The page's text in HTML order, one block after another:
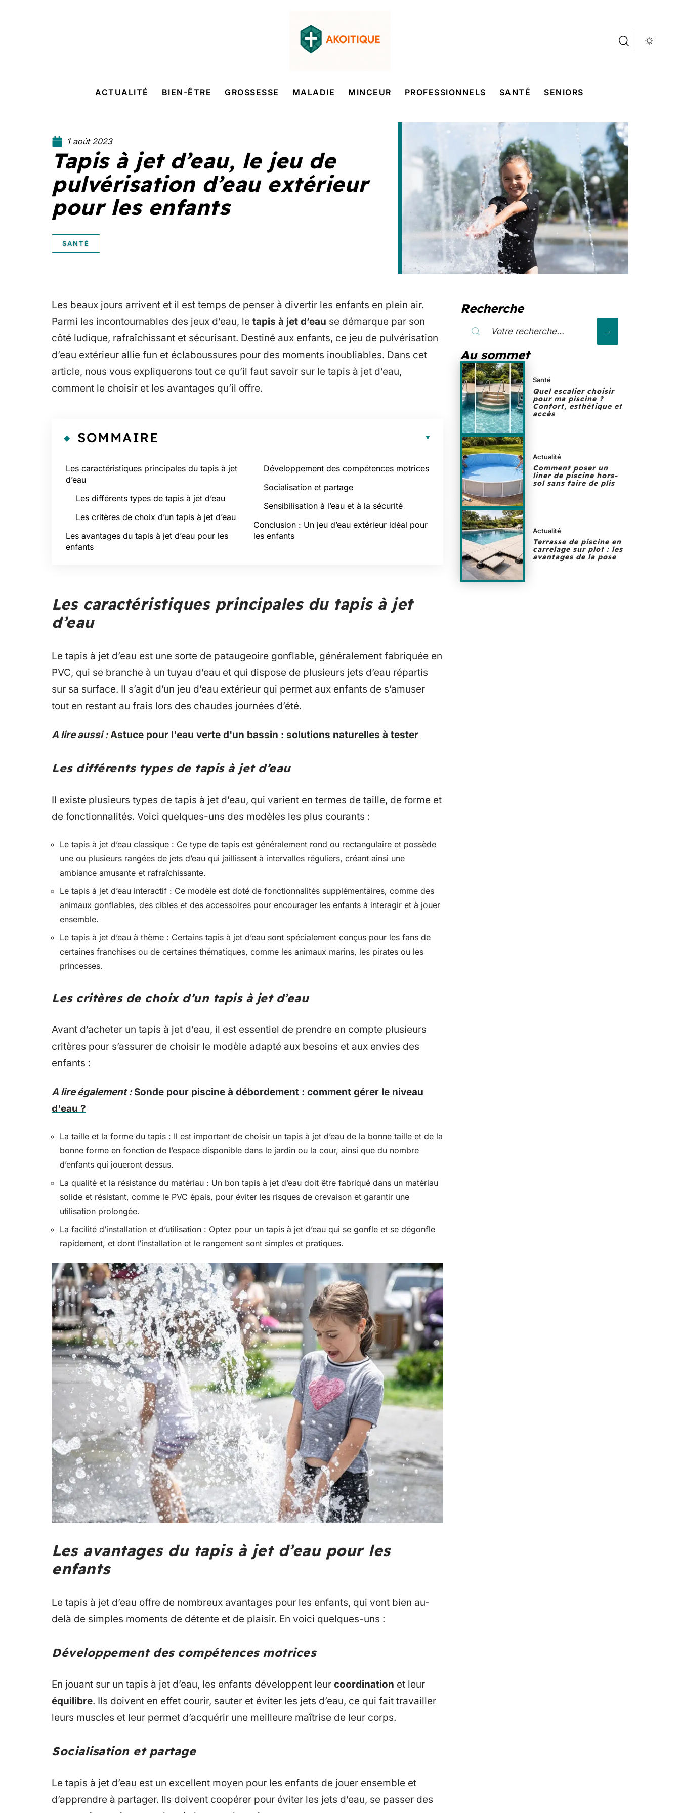
ACTUALITÉ BIEN-ÊTRE GROSSESSE MALADIE MINCEUR PROFESSIONNELS SANTÉ SENIORS
1 août 2023
Tapis à jet d’eau, le jeu de
pulvérisation d’eau extérieur
pour les enfants
SANTÉ
Les beaux jours arrivent et il est temps de penser à divertir les enfants en plein air.
Parmi les incontournables des jeux d’eau, le tapis à jet d’eau se démarque par son
côté ludique, rafraîchissant et sécurisant. Destiné aux enfants, ce jeu de pulvérisation
d’eau extérieur allie fun et éclaboussures pour des moments inoubliables. Dans cet
article, nous vous expliquerons tout ce qu’il faut savoir sur le tapis à jet d’eau,
comment le choisir et les avantages qu’il offre.
SOMMAIRE
Les caractéristiques principales du tapis à jet
d’eau
Les différents types de tapis à jet d’eau
Les critères de choix d’un tapis à jet d’eau
Les avantages du tapis à jet d’eau pour les
enfants
Développement des compétences motrices
Socialisation et partage
Sensibilisation à l’eau et à la sécurité
Conclusion : Un jeu d’eau extérieur idéal pour
les enfants
Les caractéristiques principales du tapis à jet
d’eau
Le tapis à jet d’eau est une sorte de pataugeoire gonflable, généralement fabriquée en
PVC, qui se branche à un tuyau d’eau et qui dispose de plusieurs jets d’eau répartis
sur sa surface. Il s’agit d’un jeu d’eau extérieur qui permet aux enfants de s’amuser
tout en restant au frais lors des chaudes journées d’été.
A lire aussi : Astuce pour l'eau verte d'un bassin : solutions naturelles à tester
Les différents types de tapis à jet d’eau
Il existe plusieurs types de tapis à jet d’eau, qui varient en termes de taille, de forme et
de fonctionnalités. Voici quelques-uns des modèles les plus courants :
Le tapis à jet d’eau classique : Ce type de tapis est généralement rond ou rectangulaire et possède
une ou plusieurs rangées de jets d’eau qui jaillissent à intervalles réguliers, créant ainsi une
ambiance amusante et rafraîchissante.
Le tapis à jet d’eau interactif : Ce modèle est doté de fonctionnalités supplémentaires, comme des
animaux gonflables, des cibles et des accessoires pour encourager les enfants à interagir et à jouer
ensemble.
Le tapis à jet d’eau à thème : Certains tapis à jet d’eau sont spécialement conçus pour les fans de
certaines franchises ou de certaines thématiques, comme les animaux marins, les pirates ou les
princesses.
Les critères de choix d’un tapis à jet d’eau
Avant d’acheter un tapis à jet d’eau, il est essentiel de prendre en compte plusieurs
critères pour s’assurer de choisir le modèle adapté aux besoins et aux envies des
enfants :
A lire également : Sonde pour piscine à débordement : comment gérer le niveau
d'eau ?
La taille et la forme du tapis : Il est important de choisir un tapis à jet d’eau de la bonne taille et de la
bonne forme en fonction de l’espace disponible dans le jardin ou la cour, ainsi que du nombre
d’enfants qui joueront dessus.
La qualité et la résistance du matériau : Un bon tapis à jet d’eau doit être fabriqué dans un matériau
solide et résistant, comme le PVC épais, pour éviter les risques de crevaison et garantir une
utilisation prolongée.
La facilité d’installation et d’utilisation : Optez pour un tapis à jet d’eau qui se gonfle et se dégonfle
rapidement, et dont l’installation et le rangement sont simples et pratiques.
Les avantages du tapis à jet d’eau pour les
enfants
Le tapis à jet d’eau offre de nombreux avantages pour les enfants, qui vont bien au-
delà de simples moments de détente et de plaisir. En voici quelques-uns :
Développement des compétences motrices
En jouant sur un tapis à jet d’eau, les enfants développent leur coordination et leur
équilibre. Ils doivent en effet courir, sauter et éviter les jets d’eau, ce qui fait travailler
leurs muscles et leur permet d’acquérir une meilleure maîtrise de leur corps.
Socialisation et partage
Le tapis à jet d’eau est un excellent moyen pour les enfants de jouer ensemble et
d’apprendre à partager. Ils doivent coopérer pour éviter les jets d’eau, se passer des
Recherche
Au sommet
Santé
Quel escalier choisir
pour ma piscine ?
Confort, esthétique et
accès
Actualité
Comment poser un
liner de piscine hors-
sol sans faire de plis
Actualité
Terrasse de piscine en
carrelage sur plot : les
avantages de la pose